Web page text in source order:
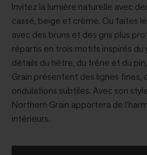
Invitez la lumière naturelle avec
cassé, beige et crème. Ou faites
avec des bruns et des gris plus
répartis en trois motifs inspirés du
détails du hêtre, du frêne et du
Grain présentent des lignes fines,
ondulations subtiles. Avec son
Northern Grain apportera de
intérieurs.